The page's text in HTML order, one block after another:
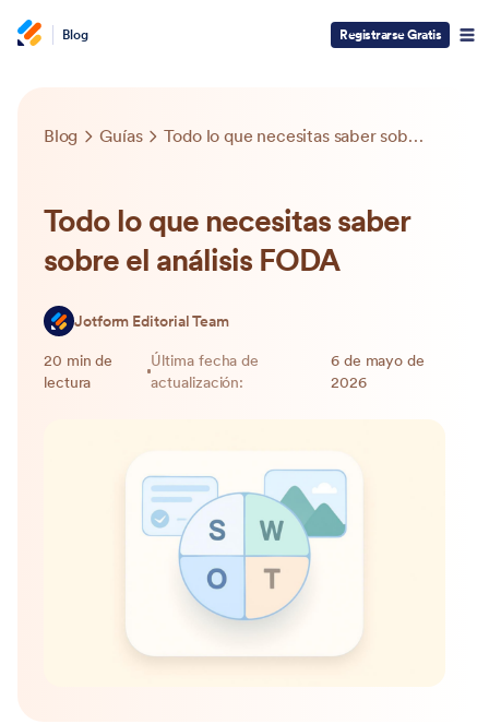
Blog Registrarse Gratis
Blog Guías Todo lo que necesitas saber sobre el análisis FODA
Todo lo que necesitas saber
sobre el análisis FODA
Jotform Editorial Team
20 min de
lectura
Última fecha de
actualización:
6 de mayo de
2026